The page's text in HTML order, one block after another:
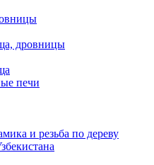
дровницы
печи
и резьба по дереву